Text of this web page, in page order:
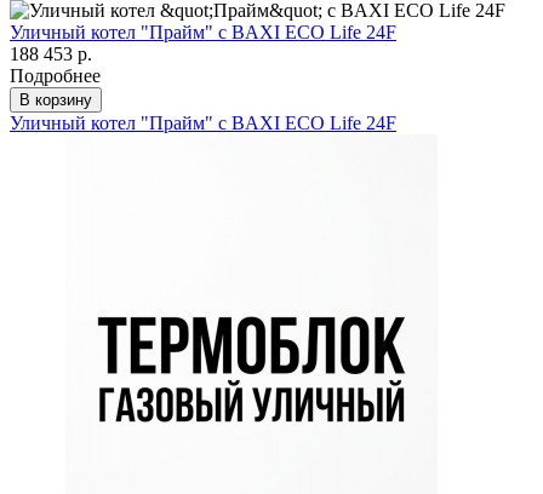
Уличный котел "Прайм" с BAXI ECO Life 24F
188 453 р.
Подробнее
В корзину
Уличный котел "Прайм" с BAXI ECO Life 24F